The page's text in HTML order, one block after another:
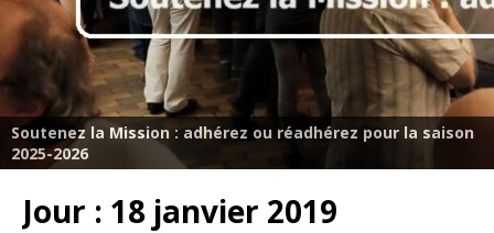
Soutenez la Mission : adhérez ou réadhérez pour la saison
2025-2026
Jour : 18 janvier 2019